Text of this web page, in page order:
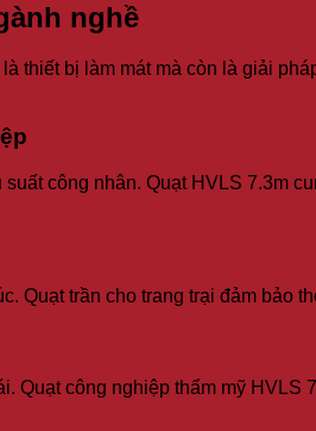
nghề
thiết bị làm mát mà còn là giải
công nhân. Quạt HVLS 7.3m
Quạt trần cho trang trại đảm bảo
Quạt công nghiệp thẩm mỹ